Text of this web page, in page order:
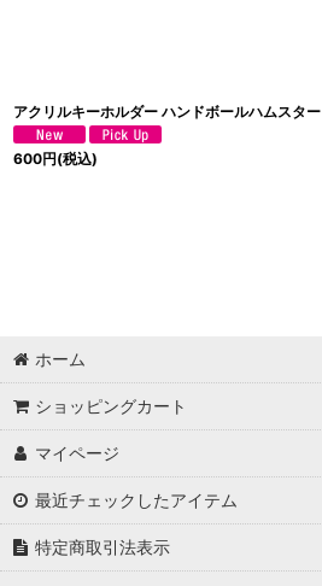
アクリルキーホルダー ハンドボールハムスター
600円(税込)
ホーム
ショッピングカート
マイページ
最近チェックしたアイテム
特定商取引法表示